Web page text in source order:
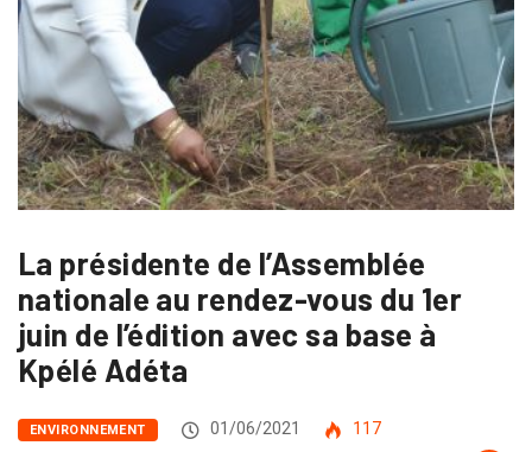
La présidente de l’Assemblée
nationale au rendez-vous du 1er
juin de l’édition avec sa base à
Kpélé Adéta
ENVIRONNEMENT 01/06/2021
117